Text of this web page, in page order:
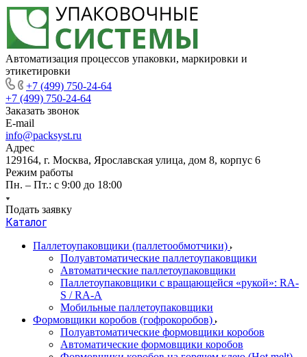
Автоматизация процессов упаковки, маркировки и
этикетировки
+7 (499) 750-24-64
+7 (499) 750-24-64
Заказать звонок
E-mail
info@packsyst.ru
Адрес
129164, г. Москва, Ярославская улица, дом 8, корпус 6
Режим работы
Пн. – Пт.: с 9:00 до 18:00
Подать заявку
Каталог
Паллетоупаковщики (паллетообмотчики)
Полуавтоматические паллетоупаковщики
Автоматические паллетоупаковщики
Паллетоупаковщики с вращающейся «рукой»: RA-
S / RA-A
Мобильные паллетоупаковщики
Формовщики коробов (гофрокоробов)
Полуавтоматические формовщики коробов
Автоматические формовщики коробов